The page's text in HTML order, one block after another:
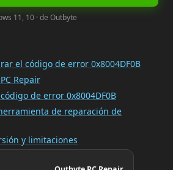
11, 10 · de Outbyte
el código de error 0x8004DF0B
Repair
de error 0x8004DF0B
de reparación de
y limitaciones